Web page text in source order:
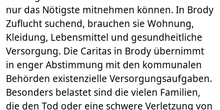
nur das Nötigste mitnehmen können. In Brody
Zuflucht suchend, brauchen sie Wohnung,
Kleidung, Lebensmittel und gesundheitliche
Versorgung. Die Caritas in Brody übernimmt
in enger Abstimmung mit den kommunalen
Behörden existenzielle Versorgungsaufgaben.
Besonders belastet sind die vielen Familien,
die den Tod oder eine schwere Verletzung von